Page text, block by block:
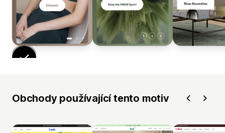
Obchody používající tento motiv